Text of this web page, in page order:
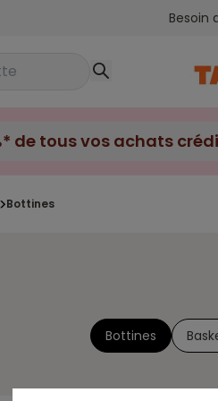
Besoin
bottines
Bottines